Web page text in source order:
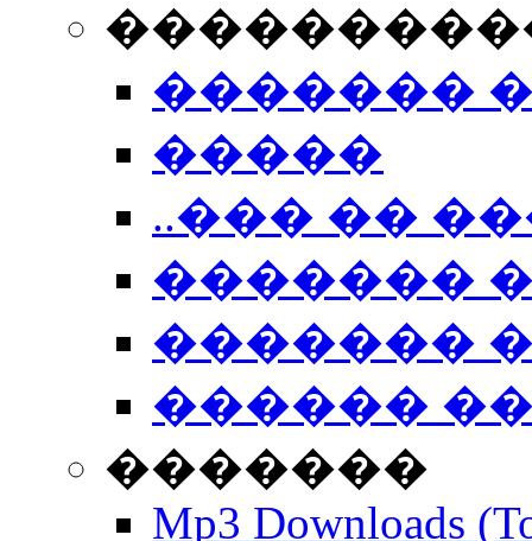
�������
�����
..��� ��
�������
�������
������
�������
Mp3 Downloads